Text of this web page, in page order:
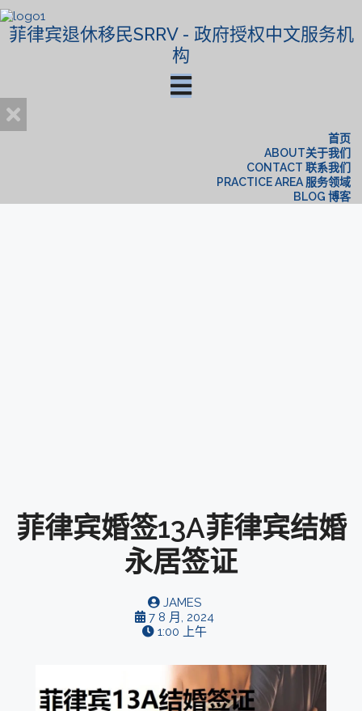
菲律宾退休移民SRRV - 政府授权中文服务机
构
首页
ABOUT关于我们
CONTACT 联系我们
PRACTICE AREA 服务领域
BLOG 博客
菲律宾婚签13A菲律宾结婚
永居签证
JAMES
7 8 月, 2024
1:00 上午